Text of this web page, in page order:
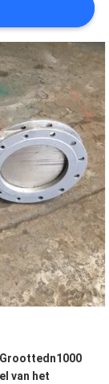
van het